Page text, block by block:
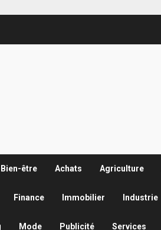
Bien-être Achats Agriculture
Finance Immobilier Industrie
Mode Publicité Services